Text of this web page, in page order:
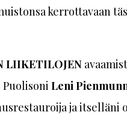
kerrottavaan
LIIKETILOJEN
Puolisoni Leni
ja itselläni